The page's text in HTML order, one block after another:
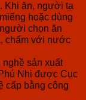
Khi ăn, người ta
hoặc dùng
chọn ăn
chấm với nước
sản xuất
Nhi được Cục
cấp bằng công